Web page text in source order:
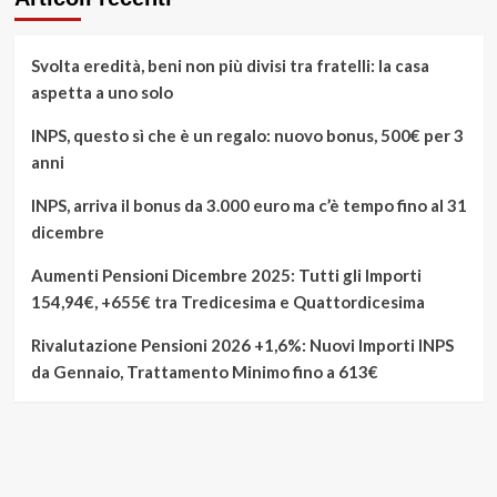
Svolta eredità, beni non più divisi tra fratelli: la casa
aspetta a uno solo
INPS, questo sì che è un regalo: nuovo bonus, 500€ per 3
anni
INPS, arriva il bonus da 3.000 euro ma c’è tempo fino al 31
dicembre
Aumenti Pensioni Dicembre 2025: Tutti gli Importi
154,94€, +655€ tra Tredicesima e Quattordicesima
Rivalutazione Pensioni 2026 +1,6%: Nuovi Importi INPS
da Gennaio, Trattamento Minimo fino a 613€